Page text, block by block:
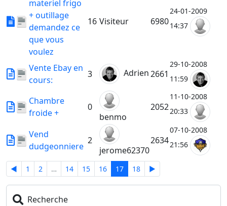
materiel frigo
+ outillage
demandez ce
que vous
voulez
16 Visiteur 6980
24-01-2009
14:37
Vente Ebay en
cours:
3 Adrien2661
29-10-2008
11:59
Chambre
froide +
0
benmo
2052
11-10-2008
20:33
Vend
dudgeonniere
2
jerome62370
2634
07-10-2008
21:56
◄ 1 2 … 14 15 16 17 18 ►
Recherche